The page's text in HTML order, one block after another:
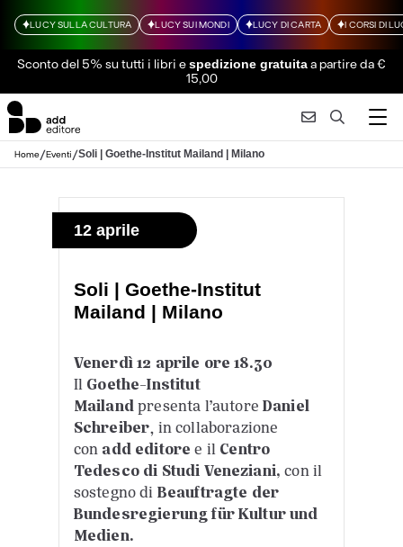
LUCY SULLA CULTURA LUCY SUI MONDI LUCY DI CARTA I CORSI DI
Sconto del 5% su tutti i libri espedizione gratuitaa partire da €
15,00
Home/Eventi/Soli | Goethe-Institut Mailand | Milano
12 aprile
Soli | Goethe-Institut
Mailand | Milano
Venerdì 12 aprile ore 18.30
Il Goethe-Institut
Mailandpresenta l’autore Daniel
Schreiber, in collaborazione
con add editoree il Centro
Tedesco di Studi Veneziani,con il
sostegno di Beauftragte der
Bundesregierung für Kultur und
Medien.